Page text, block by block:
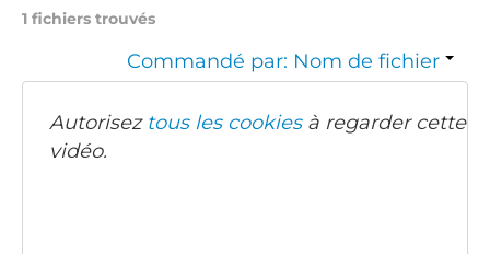
1 fichiers trouvés
Commandé par: Nom de fichier
Autorisez tous les cookiesà regarder cette
vidéo.